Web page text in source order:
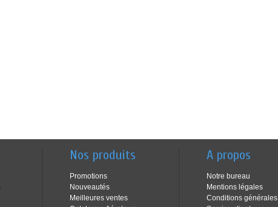
Nos produits
Promotions
Nouveautés
Meilleures ventes
A propos
Notre bureau
Mentions légales
Conditions générales